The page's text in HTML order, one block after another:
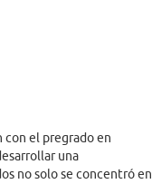
con el pregrado en
una
no solo se concentró en